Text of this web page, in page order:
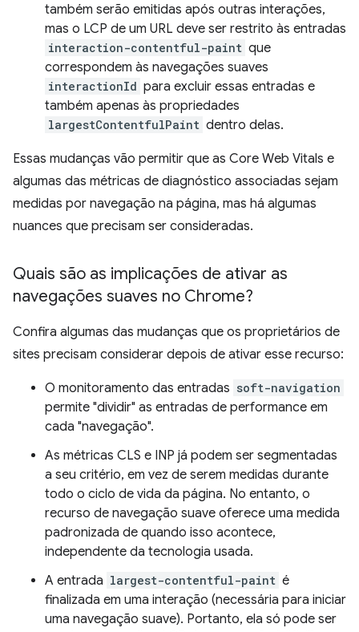
também serão emitidas após outras interações,
mas o LCP de um URL deve ser restrito às entradas
interaction-contentful-paint que
correspondem às navegações suaves
interactionId para excluir essas entradas e
também apenas às propriedades
largestContentfulPaint dentro delas.
Essas mudanças vão permitir que as Core Web Vitals e
algumas das métricas de diagnóstico associadas sejam
medidas por navegação na página, mas há algumas
nuances que precisam ser consideradas.
Quais são as implicações de ativar as
navegações suaves no Chrome?
Confira algumas das mudanças que os proprietários de
sites precisam considerar depois de ativar esse recurso:
O monitoramento das entradas soft-navigation
permite "dividir" as entradas de performance em
cada "navegação".
As métricas CLS e INP já podem ser segmentadas
a seu critério, em vez de serem medidas durante
todo o ciclo de vida da página. No entanto, o
recurso de navegação suave oferece uma medida
padronizada de quando isso acontece,
independente da tecnologia usada.
A entrada largest-contentful-paint é
finalizada em uma interação (necessária para iniciar
uma navegação suave). Portanto, ela só pode ser